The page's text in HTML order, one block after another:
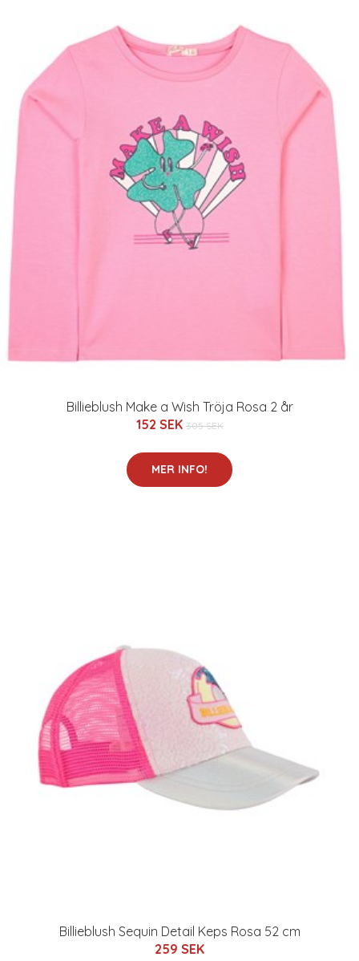
Billieblush Make a Wish Tröja Rosa 2 år
152 SEK 305 SEK
MER INFO!
Billieblush Sequin Detail Keps Rosa 52 cm
259 SEK